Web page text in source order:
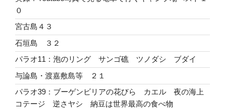
０
宮古島４３
石垣島 ３２
パラオ11：泡のリング サンゴ礁 ツノダシ ブダイ
与論島・渡嘉敷島等 ２１
パラオ39：ブーゲンビリアの花びら カエル 夜の海上
コテージ 逆さヤシ 納豆は世界最高の食べ物